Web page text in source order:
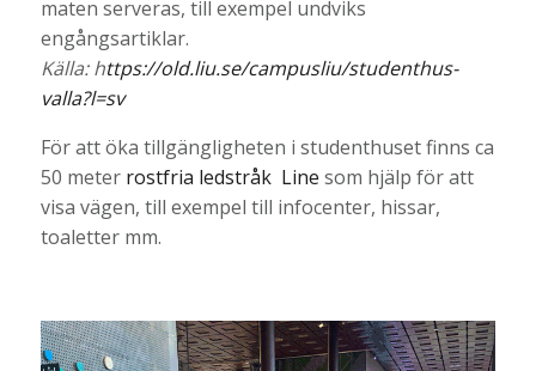
maten serveras, till exempel undviks
engångsartiklar.
Källa: https://old.liu.se/campusliu/studenthus-
valla?l=sv
För att öka tillgängligheten i studenthuset finns ca
50 meter rostfria ledstråk Line som hjälp för att
visa vägen, till exempel till infocenter, hissar,
toaletter mm.